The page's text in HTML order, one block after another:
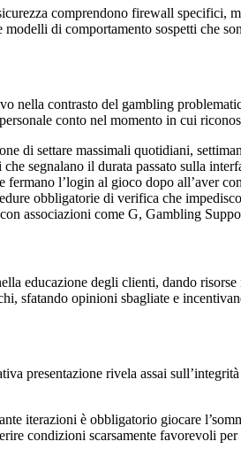
comprendono firewall specifici,
di comportamento sospetti che
nella contrasto del gambling
conto nel momento in cui
di settare massimali quotidiani,
segnalano il durata passato sulla
fermano l’login al gioco dopo all’aver
obbligatorie di verifica che
associazioni come G, Gambling
educazione degli clienti, dando
sfatando opinioni sbagliate e
presentazione rivela assai
iterazioni è obbligatorio giocare
condizioni scarsamente favorevoli